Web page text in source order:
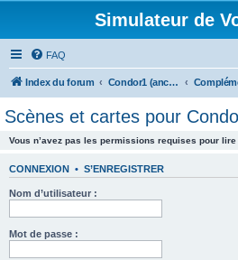
Simulateur de
FAQ
Index du forum Condor1 (ancien forum)
Scènes et cartes pour
Vous n’avez pas les permissions requises pour
CONNEXION • S’ENREGISTRER
Nom d’utilisateur :
Mot de passe :